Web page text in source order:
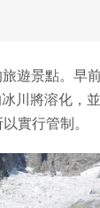
遊景點。早
川將溶化，
實行管制。